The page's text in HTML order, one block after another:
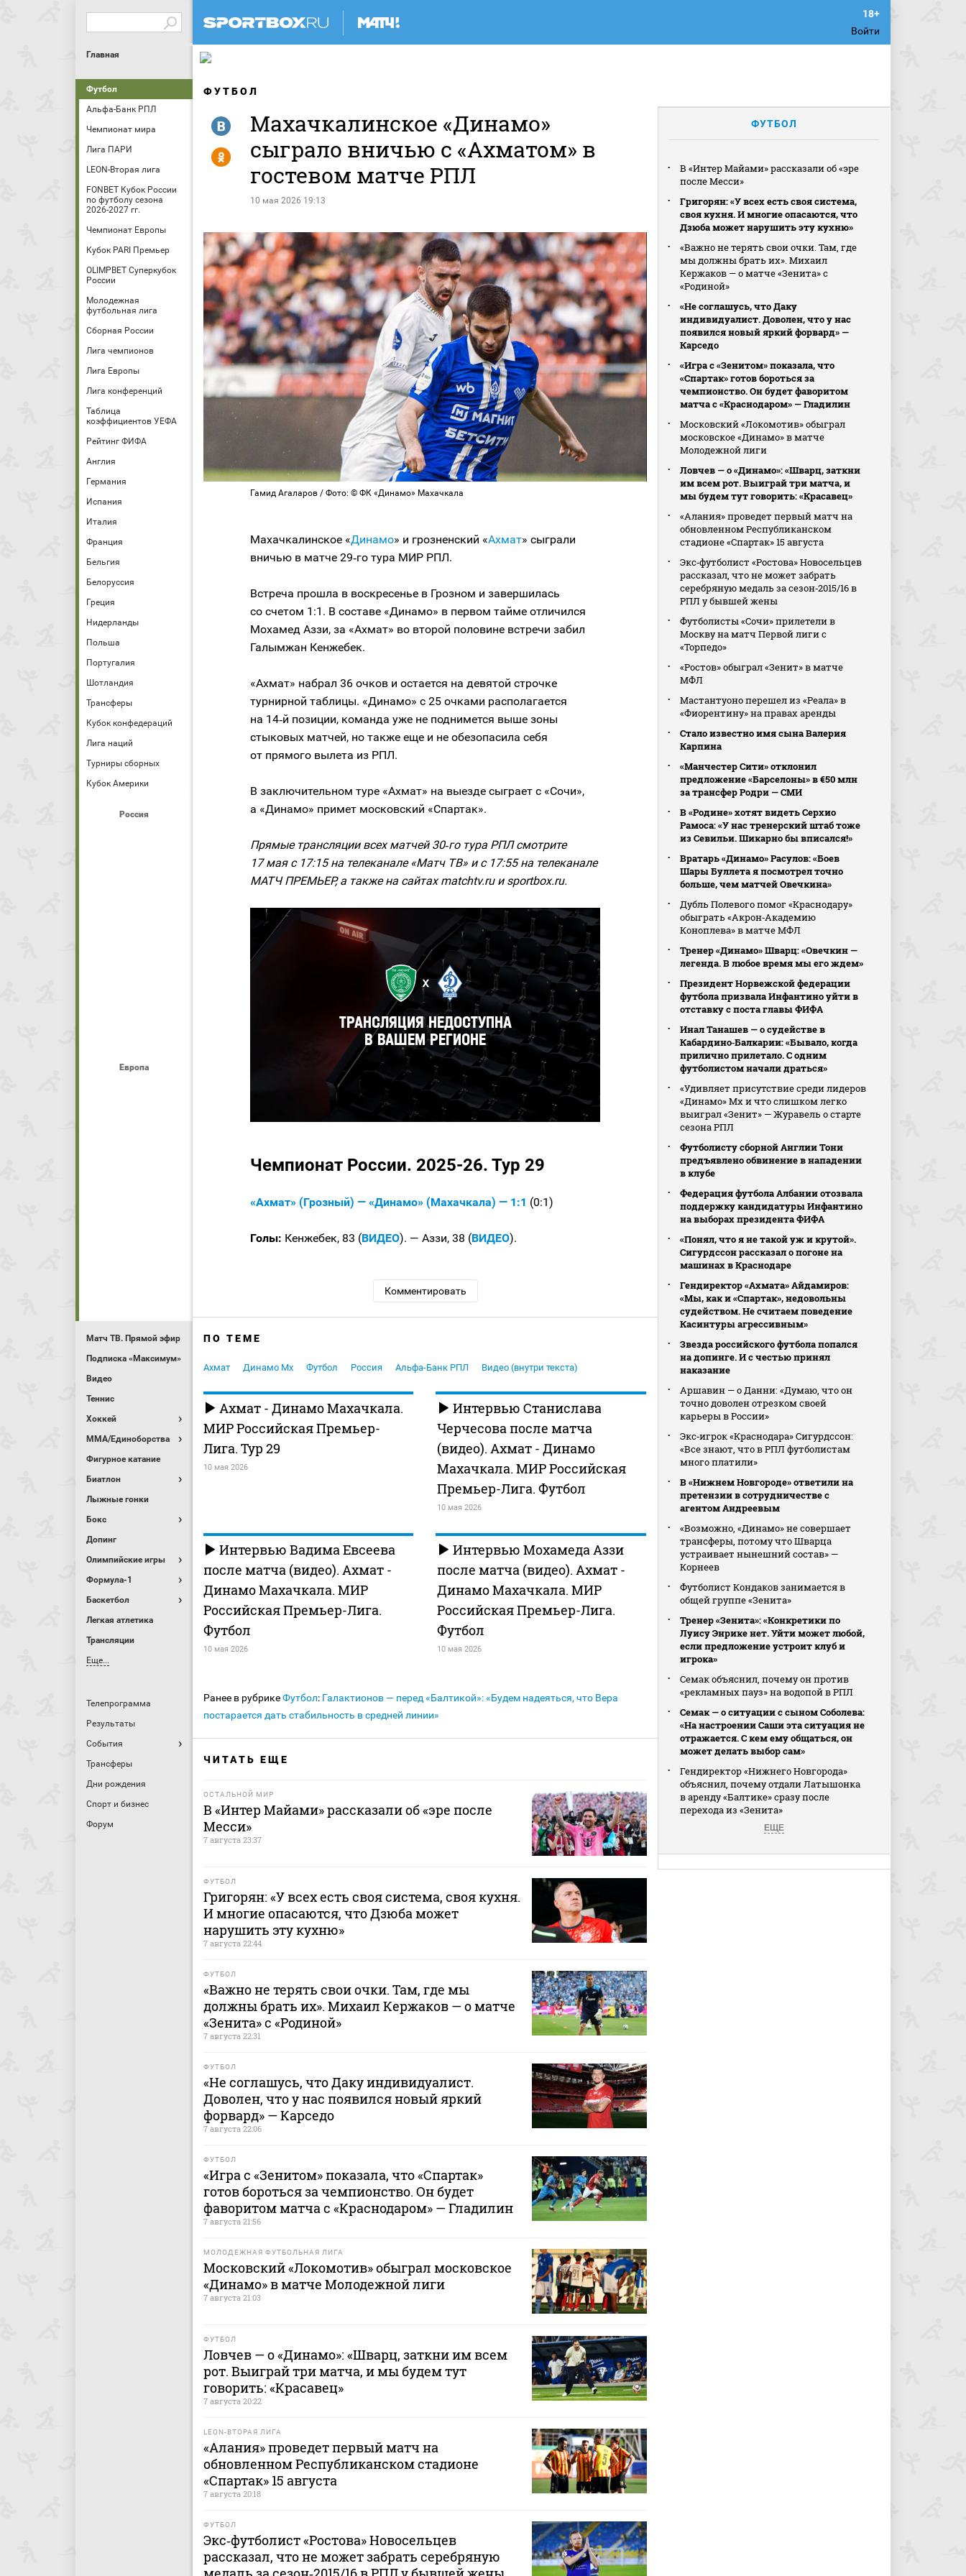
Войти
Главная
Футбол
Альфа-Банк РПЛ
Чемпионат мира
Лига ПАРИ
LEON-Вторая лига
FONBET Кубок России
по футболу сезона
2026-2027 гг.
Чемпионат Европы
Кубок PARI Премьер
OLIMPBET Суперкубок
России
Молодежная
футбольная лига
Сборная России
Лига чемпионов
Лига Европы
Лига конференций
Таблица
коэффициентов УЕФА
Рейтинг ФИФА
Англия
Германия
Испания
Италия
Франция
Бельгия
Белоруссия
Греция
Нидерланды
Польша
Португалия
Шотландия
Трансферы
Кубок конфедераций
Лига наций
Турниры сборных
Кубок Америки
Россия
Европа
Матч ТВ. Прямой эфир
Подписка «Максимум»
Видео
Теннис
Хоккей
MMA/Единоборства
Фигурное катание
Биатлон
Лыжные гонки
Бокс
Допинг
Олимпийские игры
Формула-1
Баскетбол
Легкая атлетика
Трансляции
Еще...
Телепрограмма
Результаты
События
Трансферы
Дни рождения
Спорт и бизнес
Форум
ФУТБОЛ
Махачкалинское «Динамо»
сыграло вничью с «Ахматом» в
гостевом матче РПЛ
10 мая 2026 19:13
R
Y
Гамид Агаларов / Фото: © ФК «Динамо» Махачкала
Махачкалинское «Динамо» и грозненский «Ахмат» сыграли
вничью в матче 29‑го тура МИР РПЛ.
Встреча прошла в воскресенье в Грозном и завершилась
со счетом 1:1. В составе «Динамо» в первом тайме отличился
Мохамед Аззи, за «Ахмат» во второй половине встречи забил
Галымжан Кенжебек.
«Ахмат» набрал 36 очков и остается на девятой строчке
турнирной таблицы. «Динамо» с 25 очками располагается
на 14‑й позиции, команда уже не поднимется выше зоны
стыковых матчей, но также еще и не обезопасила себя
от прямого вылета из РПЛ.
В заключительном туре «Ахмат» на выезде сыграет с «Сочи»,
а «Динамо» примет московский «Спартак».
Прямые трансляции всех матчей 30‑го тура РПЛ смотрите
17 мая с 17:15 на телеканале «Матч ТВ» и с 17:55 на телеканале
МАТЧ ПРЕМЬЕР, а также на сайтах matchtv.ru и sportbox.ru.
Чемпионат России. 2025-26. Тур 29
«Ахмат» (Грозный) — «Динамо» (Махачкала) — 1:1 (0:1)
Голы: Кенжебек, 83 (ВИДЕО). — Аззи, 38 (ВИДЕО).
Комментировать
ПО ТЕМЕ
Ахмат Динамо Мх Футбол Россия Альфа-Банк РПЛ Видео (внутри текста)
Ахмат - Динамо Махачкала.
МИР Российская Премьер-
Лига. Тур 29
10 мая 2026
Интервью Станислава
Черчесова после матча
(видео). Ахмат - Динамо
Махачкала. МИР Российская
Премьер-Лига. Футбол
10 мая 2026
Интервью Вадима Евсеева
после матча (видео). Ахмат -
Динамо Махачкала. МИР
Российская Премьер-Лига.
Футбол
10 мая 2026
Интервью Мохамеда Аззи
после матча (видео). Ахмат -
Динамо Махачкала. МИР
Российская Премьер-Лига.
Футбол
10 мая 2026
Ранее в рубрикеФутбол: Галактионов — перед «Балтикой»: «Будем надеяться, что Вера
постарается дать стабильность в средней линии»
ЧИТАТЬ ЕЩЕ
ОСТАЛЬНОЙ МИР
В «Интер Майами» рассказали об «эре после
Месси»
7 августа 23:37
ФУТБОЛ
Григорян: «У всех есть своя система, своя кухня.
И многие опасаются, что Дзюба может
нарушить эту кухню»
7 августа 22:44
ФУТБОЛ
«Важно не терять свои очки. Там, где мы
должны брать их». Михаил Кержаков — о матче
«Зенита» с «Родиной»
7 августа 22:31
ФУТБОЛ
«Не соглашусь, что Даку индивидуалист.
Доволен, что у нас появился новый яркий
форвард» — Карседо
7 августа 22:06
ФУТБОЛ
«Игра с «Зенитом» показала, что «Спартак»
готов бороться за чемпионство. Он будет
фаворитом матча с «Краснодаром» — Гладилин
7 августа 21:56
МОЛОДЕЖНАЯ ФУТБОЛЬНАЯ ЛИГА
Московский «Локомотив» обыграл московское
«Динамо» в матче Молодежной лиги
7 августа 21:03
ФУТБОЛ
Ловчев — о «Динамо»: «Шварц, заткни им всем
рот. Выиграй три матча, и мы будем тут
говорить: «Красавец»
7 августа 20:22
LEON-ВТОРАЯ ЛИГА
«Алания» проведет первый матч на
обновленном Республиканском стадионе
«Спартак» 15 августа
7 августа 20:18
ФУТБОЛ
Экс‑футболист «Ростова» Новосельцев
рассказал, что не может забрать серебряную
ФУТБОЛ
В «Интер Майами» рассказали об «эре
после Месси»
Григорян: «У всех есть своя система,
своя кухня. И многие опасаются, что
Дзюба может нарушить эту кухню»
«Важно не терять свои очки. Там, где
мы должны брать их». Михаил
Кержаков — о матче «Зенита» с
«Родиной»
«Не соглашусь, что Даку
индивидуалист. Доволен, что у нас
появился новый яркий форвард» —
Карседо
«Игра с «Зенитом» показала, что
«Спартак» готов бороться за
чемпионство. Он будет фаворитом
матча с «Краснодаром» — Гладилин
Московский «Локомотив» обыграл
московское «Динамо» в матче
Молодежной лиги
Ловчев — о «Динамо»: «Шварц, заткни
им всем рот. Выиграй три матча, и
мы будем тут говорить: «Красавец»
«Алания» проведет первый матч на
обновленном Республиканском
стадионе «Спартак» 15 августа
Экс‑футболист «Ростова» Новосельцев
рассказал, что не может забрать
серебряную медаль за сезон‑2015/16 в
РПЛ у бывшей жены
Футболисты «Сочи» прилетели в
Москву на матч Первой лиги с
«Торпедо»
«Ростов» обыграл «Зенит» в матче
МФЛ
Мастантуоно перешел из «Реала» в
«Фиорентину» на правах аренды
Стало известно имя сына Валерия
Карпина
«Манчестер Сити» отклонил
предложение «Барселоны» в €50 млн
за трансфер Родри — СМИ
В «Родине» хотят видеть Серхио
Рамоса: «У нас тренерский штаб тоже
из Севильи. Шикарно бы вписался!»
Вратарь «Динамо» Расулов: «Боев
Шары Буллета я посмотрел точно
больше, чем матчей Овечкина»
Дубль Полевого помог «Краснодару»
обыграть «Акрон‑Академию
Коноплева» в матче МФЛ
Тренер «Динамо» Шварц: «Овечкин —
легенда. В любое время мы его ждем»
Президент Норвежской федерации
футбола призвала Инфантино уйти в
отставку с поста главы ФИФА
Инал Танашев — о судействе в
Кабардино‑Балкарии: «Бывало, когда
прилично прилетало. С одним
футболистом начали драться»
«Удивляет присутствие среди лидеров
«Динамо» Мх и что слишком легко
выиграл «Зенит» — Журавель о старте
сезона РПЛ
Футболисту сборной Англии Тони
предъявлено обвинение в нападении
в клубе
Федерация футбола Албании отозвала
поддержку кандидатуры Инфантино
на выборах президента ФИФА
«Понял, что я не такой уж и крутой».
Сигурдссон рассказал о погоне на
машинах в Краснодаре
Гендиректор «Ахмата» Айдамиров:
«Мы, как и «Спартак», недовольны
судейством. Не считаем поведение
Касинтуры агрессивным»
Звезда российского футбола попался
на допинге. И с честью принял
наказание
Аршавин — о Данни: «Думаю, что он
точно доволен отрезком своей
карьеры в России»
Экс‑игрок «Краснодара» Сигурдссон:
«Все знают, что в РПЛ футболистам
много платили»
В «Нижнем Новгороде» ответили на
претензии в сотрудничестве с
агентом Андреевым
«Возможно, «Динамо» не совершает
трансферы, потому что Шварца
устраивает нынешний состав» —
Корнеев
Футболист Кондаков занимается в
общей группе «Зенита»
Тренер «Зенита»: «Конкретики по
Луису Энрике нет. Уйти может любой,
если предложение устроит клуб и
игрока»
Семак объяснил, почему он против
«рекламных пауз» на водопой в РПЛ
Семак — о ситуации с сыном Соболева:
«На настроении Саши эта ситуация не
отражается. С кем ему общаться, он
может делать выбор сам»
Гендиректор «Нижнего Новгорода»
объяснил, почему отдали Латышонка
в аренду «Балтике» сразу после
перехода из «Зенита»
ЕЩЕ